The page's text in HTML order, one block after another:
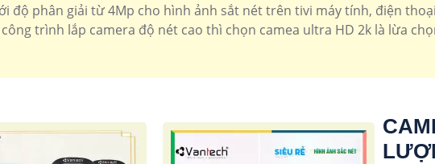
1.900.000 VNĐCamera hình ảnh sắt nét 4MP tích
độ phân giải từ 4Mp cho hình ảnh sắt nét trên tivi máy tính, điện
trình lắp camera độ nét cao thì chọn camea ultra HD 2k là lừa